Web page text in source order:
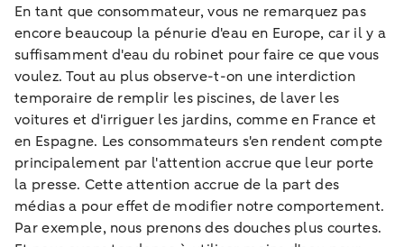
En tant que consommateur, vous ne remarquez pas
encore beaucoup la pénurie d'eau en Europe, car il y a
suffisamment d'eau du robinet pour faire ce que vous
voulez. Tout au plus observe-t-on une interdiction
temporaire de remplir les piscines, de laver les
voitures et d'irriguer les jardins, comme en France et
en Espagne. Les consommateurs s'en rendent compte
principalement par l'attention accrue que leur porte
la presse. Cette attention accrue de la part des
médias a pour effet de modifier notre comportement.
Par exemple, nous prenons des douches plus courtes.